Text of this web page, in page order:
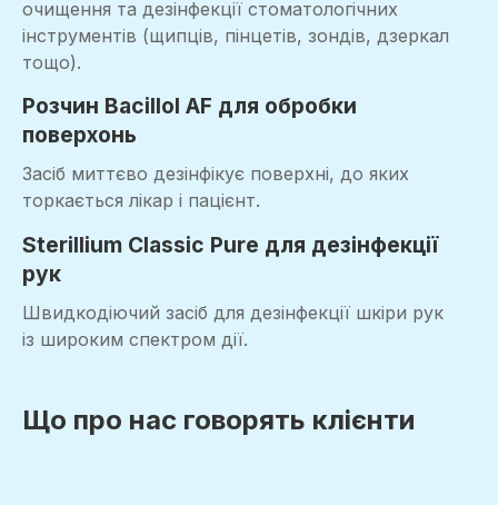
очищення та дезінфекції стоматологічних
інструментів (щипців, пінцетів, зондів, дзеркал
тощо).
Розчин Bacillol AF для обробки
поверхонь
Засіб миттєво дезінфікує поверхні, до яких
торкається лікар і пацієнт.
Sterillium Classic Pure для дезінфекції
рук
Швидкодіючий засіб для дезінфекції шкіри рук
із широким спектром дії.
Що про нас говорять клієнти